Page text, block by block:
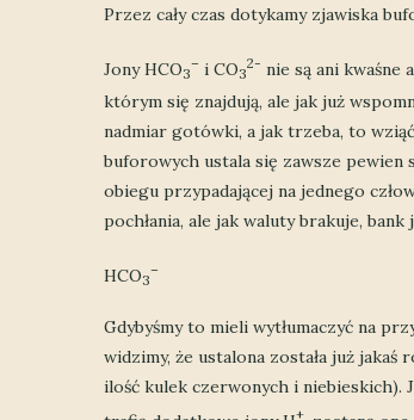
Przez cały czas dotykamy zjawiska
Jony HCO3
– i CO3
2- nie są ani kwaśne
którym się znajdują, ale jak już
nadmiar gotówki, a jak trzeba, to
buforowych ustala się zawsze pewien
obiegu przypadającej na jednego
pochłania, ale jak waluty brakuje, bank
HCO3
–
Gdybyśmy to mieli wytłumaczyć na
widzimy, że ustalona została już jakaś
ilość kulek czerwonych i niebieskich).
+